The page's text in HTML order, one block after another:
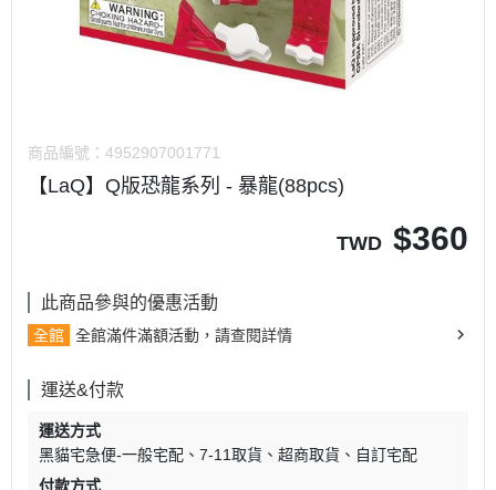
商品編號： 4952907001771
【LaQ】Q版恐龍系列 - 暴龍(88pcs)
TWD $360
此商品參與的優惠活動
全館 全館滿件滿額活動，請查閱詳情
運送&付款
運送方式
黑貓宅急便-一般宅配
7-11取貨 超商取貨
自訂宅配
付款方式